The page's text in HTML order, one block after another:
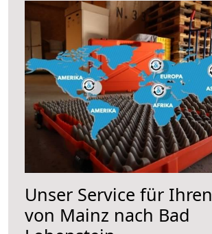
Unser Service für
von Mainz nach Bad